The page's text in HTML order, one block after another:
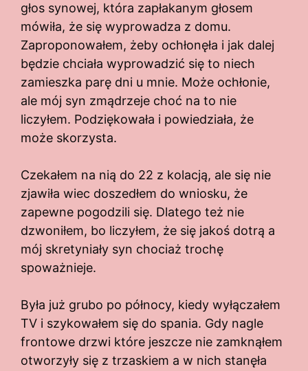
głos synowej, która zapłakanym głosem
mówiła, że się wyprowadza z domu.
Zaproponowałem, żeby ochłonęła i jak dalej
będzie chciała wyprowadzić się to niech
zamieszka parę dni u mnie. Może ochłonie,
ale mój syn zmądrzeje choć na to nie
liczyłem. Podziękowała i powiedziała, że
może skorzysta.
Czekałem na nią do 22 z kolacją, ale się nie
zjawiła wiec doszedłem do wniosku, że
zapewne pogodzili się. Dlatego też nie
dzwoniłem, bo liczyłem, że się jakoś dotrą a
mój skretyniały syn chociaż trochę
spoważnieje.
Była już grubo po północy, kiedy wyłączałem
TV i szykowałem się do spania. Gdy nagle
frontowe drzwi które jeszcze nie zamknąłem
otworzyły się z trzaskiem a w nich stanęła